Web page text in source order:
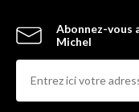
Abonnez-vous
Michel